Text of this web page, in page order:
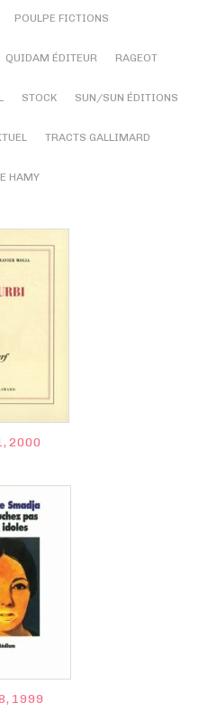
POULPE FICTIONS
QUIDAM ÉDITEUR RAGEOT
STOCK SUN/SUN ÉDITIONS
TRACTS GALLIMARD
HAMY
2000
1999